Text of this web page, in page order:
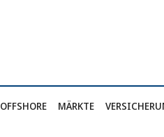
OFFSHORE MÄRKTE